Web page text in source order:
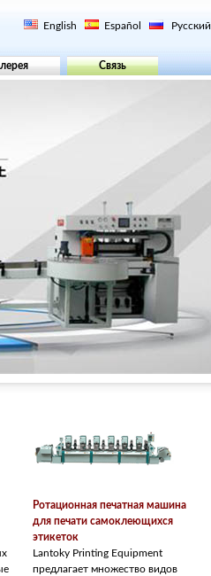
English Español Русский
Связь
Ротационная печатная машина
для печати самоклеющихся
этикеток
Lantoky Printing Equipment
предлагает множество видов